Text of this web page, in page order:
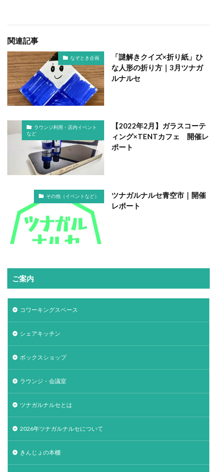
関連記事
なぞとき企画
「謎解きクイズ×折り紙」ひ
な人形の折り方｜3月ツナガ
ルナルセ
ラウンジ利用・店内イベント
など
【2022年2月】ガラスコーテ
ィング×TENTカフェ 開催レ
ポート
その他（イベントなど）
ツナガルナルセ青空市｜開催
レポート
ご案内
コワーキングスペース
シェアキッチン
ボックスショップ
ラウンジ・会議室
ツナガルナルセとは
2026年ツナガルナルセについて
きんじょの本棚